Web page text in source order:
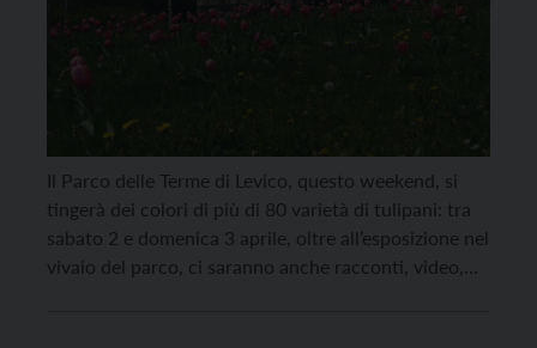
Il Parco delle Terme di Levico, questo weekend, si
tingerà dei colori di più di 80 varietà di tulipani: tra
sabato 2 e domenica 3 aprile, oltre all’esposizione nel
vivaio del parco, ci saranno anche racconti, video,